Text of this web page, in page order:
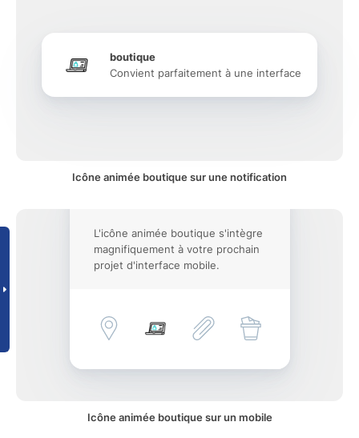
boutique
Convient parfaitement à une interface
Icône animée boutique sur une notification
L'icône animée boutique s'intègre
magnifiquement à votre prochain
projet d'interface mobile.
Icône animée boutique sur un mobile